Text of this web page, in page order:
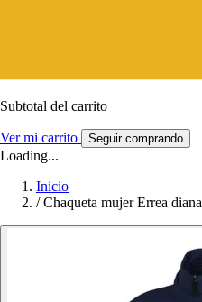
Subtotal del carrito
Ver mi carrito Seguir comprando
Loading...
Inicio
/ Chaqueta mujer Errea diana